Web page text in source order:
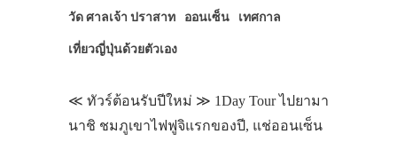
วัด ศาลเจ้า ปราสาท ออนเซ็น เทศกาล
เที่ยวญี่ปุ่นด้วยตัวเอง
≪ ทัวร์ต้อนรับปีใหม่ ≫ 1Day Tour ไปยามา
นาชิ ชมภูเขาไฟฟูจิแรกของปี, แช่ออนเซ็น